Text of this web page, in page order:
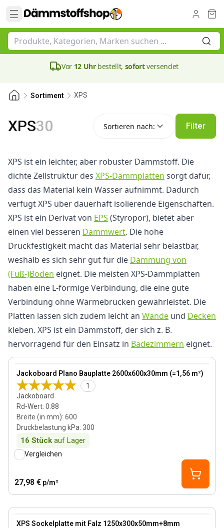
Vor 12 Uhrbestellt, sofortversendet
Sortiment XPS
XPS30 Sortieren nach: Filter
XPS ist ein leichter, aber robuster Dämmstoff. Die
dichte Zellstruktur des XPS-Dämmplatten sorgt dafür,
dass das Material kein Wasser aufnimmt. Dadurch
verfügt XPS über dauerhaft isolierende Eigenschaften.
XPS ist ein Derivat von EPS (Styropor), bietet aber
einen viel besseren Dämmwert. Die hohe
Druckfestigkeit macht das Material sehr belastbar,
weshalb es sich sehr gut für die Dämmung von
(Fuß-)Böden eignet. Die meisten XPS-Dämmplatten
haben eine L-förmige Verbindung, die eine gute
Verbindung ohne Wärmebrücken gewährleistet. Die
Platten lassen sich zudem leicht an Wände und Decken
kleben. XPS ist ein Dämmstoff, der sich z. B.
hervorragend für den Einsatz in Badezimmern eignet.
Jackoboard Plano Bauplatte 2600x600x30mm (=1,56 m²)
1
Jackoboard
Rd-Wert: 0.88
Breite (in mm): 600
Druckbelastung kPa: 300
16 Stück auf Lager
View product
Vergleichen
27,98 € p/m²
XPS Sockelplatte mit Falz 1250x300x50mm+8mm
View product